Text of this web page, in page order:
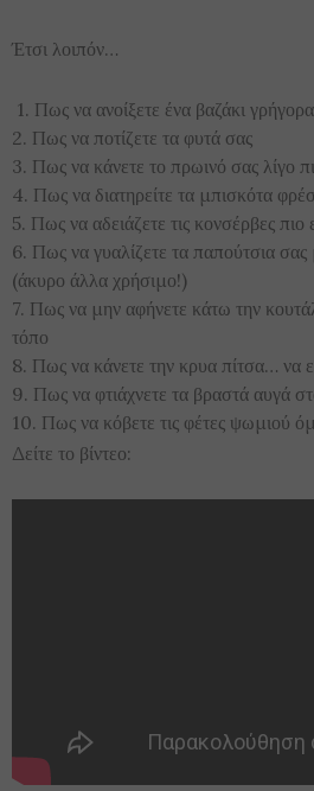
Έτσι λοιπόν…
1. Πως να ανοίξετε ένα βαζάκι γρήγορα
2. Πως να ποτίζετε τα φυτά σας
3. Πως να κάνετε το πρωινό σας
4. Πως να διατηρείτε τα μπισκότα
5. Πως να αδειάζετε τις κονσέρβες πιο
6. Πως να γυαλίζετε τα παπούτσια
(άκυρο άλλα χρήσιμο!)
7. Πως να μην αφήνετε κάτω την
τόπο
8. Πως να κάνετε την κρυα πίτσα… να
9. Πως να φτιάχνετε τα βραστά αυγά
10. Πως να κόβετε τις φέτες ψωμιού
Δείτε το βίντεο: